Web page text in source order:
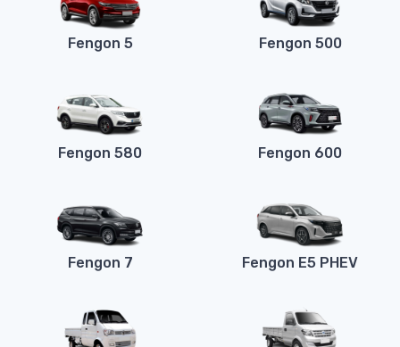
Fengon 5 Fengon 500
Fengon 580 Fengon 600
Fengon 7 Fengon E5 PHEV